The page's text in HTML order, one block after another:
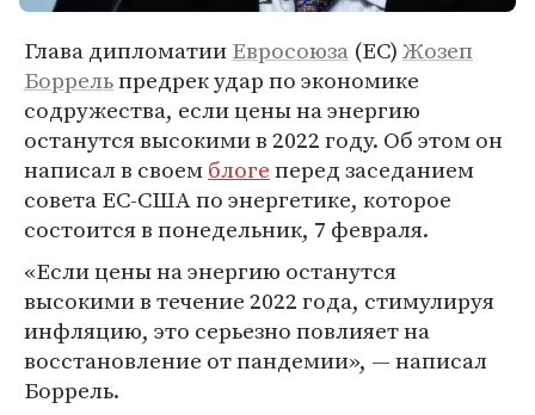
Глава дипломатииЕвросоюза (ЕС)Жозеп
Боррельпредрек удар по экономике
содружества, если цены на энергию
останутся высокими в 2022 году. Об этом он
написал в своемблогеперед заседанием
совета ЕС-США по энергетике, которое
состоится в понедельник, 7 февраля.
«Если цены на энергию останутся
высокими в течение 2022 года, стимулируя
инфляцию, это серьезно повлияет на
восстановление от пандемии», — написал
Боррель.